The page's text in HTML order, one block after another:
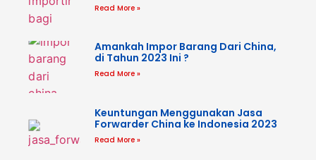
Read More »
Amankah Impor Barang Dari China,
di Tahun 2023 Ini ?
Read More »
Keuntungan Menggunakan Jasa
Forwarder China ke Indonesia 2023
Read More »